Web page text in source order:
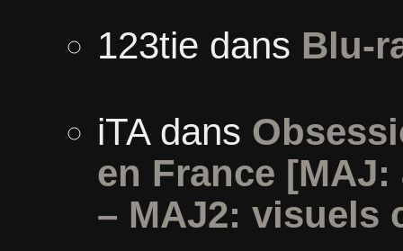
123tie dans Blu-
iTAdans
en France
– MAJ2: visuels